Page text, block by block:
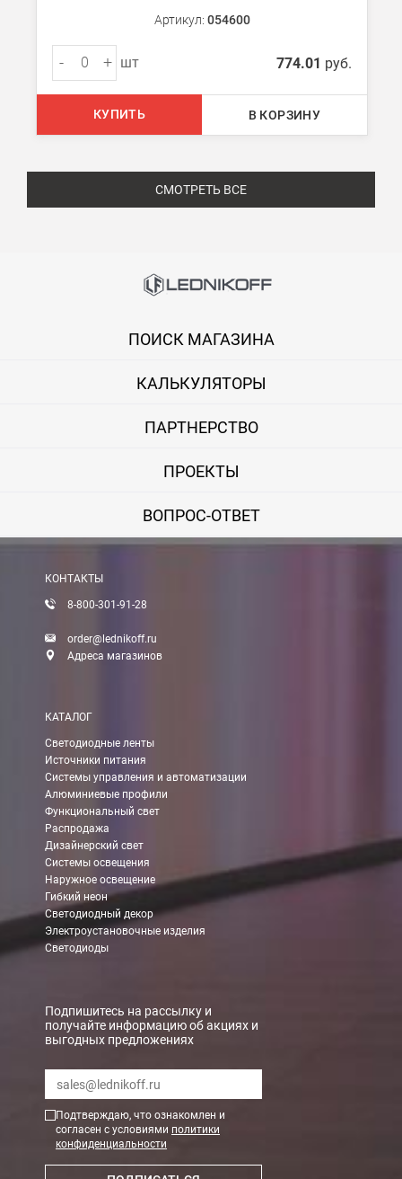
Артикул: 054600
- + шт 774.01 руб.
КУПИТЬ В КОРЗИНУ
СМОТРЕТЬ ВСЕ
ПОИСК МАГАЗИНА
КАЛЬКУЛЯТОРЫ
ПАРТНЕРСТВО
ПРОЕКТЫ
ВОПРОС-ОТВЕТ
КОНТАКТЫ
8-800-301-91-28
order@lednikoff.ru
Адреса магазинов
КАТАЛОГ
Светодиодные ленты
Источники питания
Системы управления и автоматизации
Алюминиевые профили
Функциональный свет
Распродажа
Дизайнерский свет
Системы освещения
Наружное освещение
Гибкий неон
Светодиодный декор
Электроустановочные изделия
Светодиоды
Подпишитесь на рассылку и
получайте информацию об акциях и
выгодных предложениях
Подтверждаю, что ознакомлен и
согласен с условиями политики
конфиденциальности